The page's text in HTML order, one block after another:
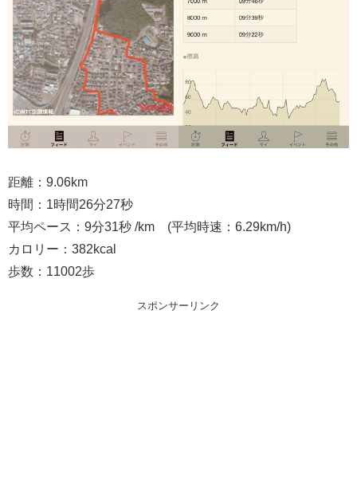
距離：9.06km
時間：1時間26分27秒
平均ペース：9分31秒 /km (平均時速：6.29km/h)
カロリー：382kcal
歩数：11002歩
スポンサーリンク